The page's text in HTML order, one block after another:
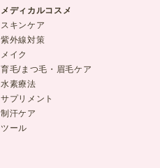
メディカルコスメ
スキンケア
紫外線対策
メイク
育毛/まつ毛・眉毛ケア
水素療法
サプリメント
制汗ケア
ツール